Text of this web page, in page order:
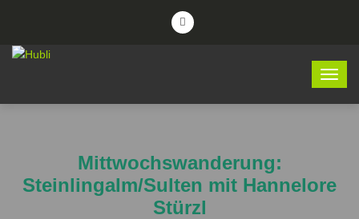
Mittwochswanderung:
Steinlingalm/Sulten mit Hannelore
Stürzl